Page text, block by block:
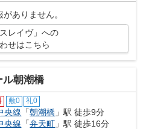
ありません。
レイヴ」への
せはこちら
ル朝潮橋
敷0 礼0
央線 「朝潮橋 」駅 徒歩9分
央線 「弁天町 」駅 徒歩16分